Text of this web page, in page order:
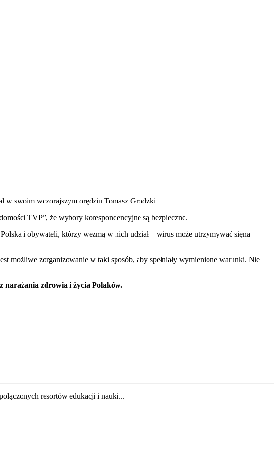
w swoim wczorajszym orędziu Tomasz Grodzki.
TVP”, że wybory korespondencyjne są bezpieczne.
i obywateli, którzy wezmą w nich udział – wirus może utrzymywać sięna
możliwe zorganizowanie w taki sposób, aby spełniały wymienione warunki. Nie
narażania zdrowia i życia Polaków.
resortów edukacji i nauki...